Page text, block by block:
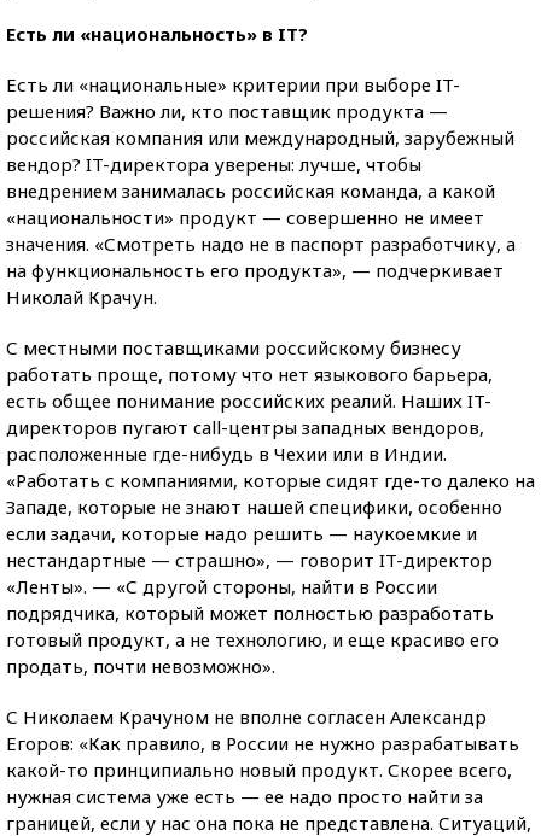
Есть ли «национальность» в IT?
Есть ли «национальные» критерии при выборе IT-
решения? Важно ли, кто поставщик продукта —
российская компания или международный, зарубежный
вендор? IT-директора уверены: лучше, чтобы
внедрением занималась российская команда, а какой
«национальности» продукт — совершенно не имеет
значения. «Смотреть надо не в паспорт разработчику, а
на функциональность его продукта», — подчеркивает
Николай Крачун.
С местными поставщиками российскому бизнесу
работать проще, потому что нет языкового барьера,
есть общее понимание российских реалий. Наших IT-
директоров пугают call-центры западных вендоров,
расположенные где-нибудь в Чехии или в Индии.
«Работать с компаниями, которые сидят где-то далеко на
Западе, которые не знают нашей специфики, особенно
если задачи, которые надо решить — наукоемкие и
нестандартные — страшно», — говорит IT-директор
«Ленты». — «С другой стороны, найти в России
подрядчика, который может полностью разработать
готовый продукт, а не технологию, и еще красиво его
продать, почти невозможно».
С Николаем Крачуном не вполне согласен Александр
Егоров: «Как правило, в России не нужно разрабатывать
какой-то принципиально новый продукт. Скорее всего,
нужная система уже есть — ее надо просто найти за
границей, если у нас она пока не представлена. Ситуаций,